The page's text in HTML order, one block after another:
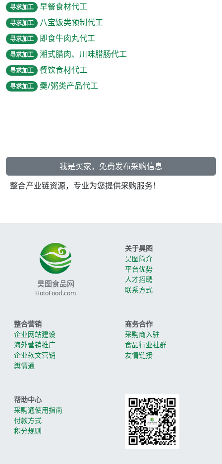
寻求加工 早餐食材代工
寻求加工 八宝饭类预制代工
寻求加工 即食牛肉丸代工
寻求加工 湘式腊肉、川味腊肠代工
寻求加工 餐饮食材代工
寻求加工 羹/粥类产品代工
我是买家，免费发布采购信息
整合产业链资源，专业为您提供采购服务！
昊图食品网
HotoFood.com
关于昊图
昊图简介
平台优势
人才招聘
联系方式
整合营销
企业网站建设
海外营销推广
企业软文营销
舆情通
商务合作
采购商入驻
食品行业社群
友情链接
帮助中心
采购通使用指南
付款方式
积分规则